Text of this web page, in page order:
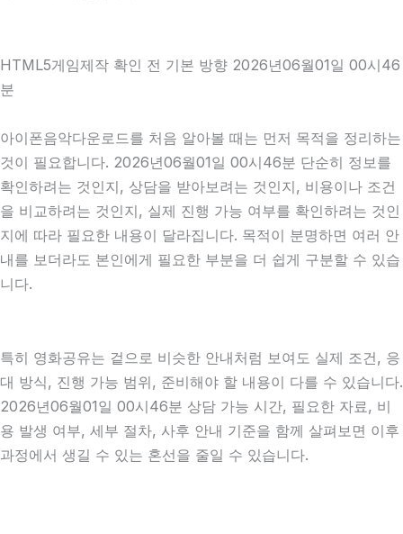
HTML5게임제작 확인 전 기본 방향 2026년06월01일 00시46
분
아이폰음악다운로드를 처음 알아볼 때는 먼저 목적을 정리하는
것이 필요합니다. 2026년06월01일 00시46분 단순히 정보를
확인하려는 것인지, 상담을 받아보려는 것인지, 비용이나 조건
을 비교하려는 것인지, 실제 진행 가능 여부를 확인하려는 것인
지에 따라 필요한 내용이 달라집니다. 목적이 분명하면 여러 안
내를 보더라도 본인에게 필요한 부분을 더 쉽게 구분할 수 있습
니다.
특히 영화공유는 겉으로 비슷한 안내처럼 보여도 실제 조건, 응
대 방식, 진행 가능 범위, 준비해야 할 내용이 다를 수 있습니다.
2026년06월01일 00시46분 상담 가능 시간, 필요한 자료, 비
용 발생 여부, 세부 절차, 사후 안내 기준을 함께 살펴보면 이후
과정에서 생길 수 있는 혼선을 줄일 수 있습니다.